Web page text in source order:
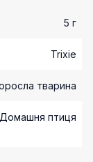
5 г
Trixie
тварина
Домашня птиця